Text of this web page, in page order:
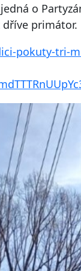
o
primátor.
pokuty-tri-